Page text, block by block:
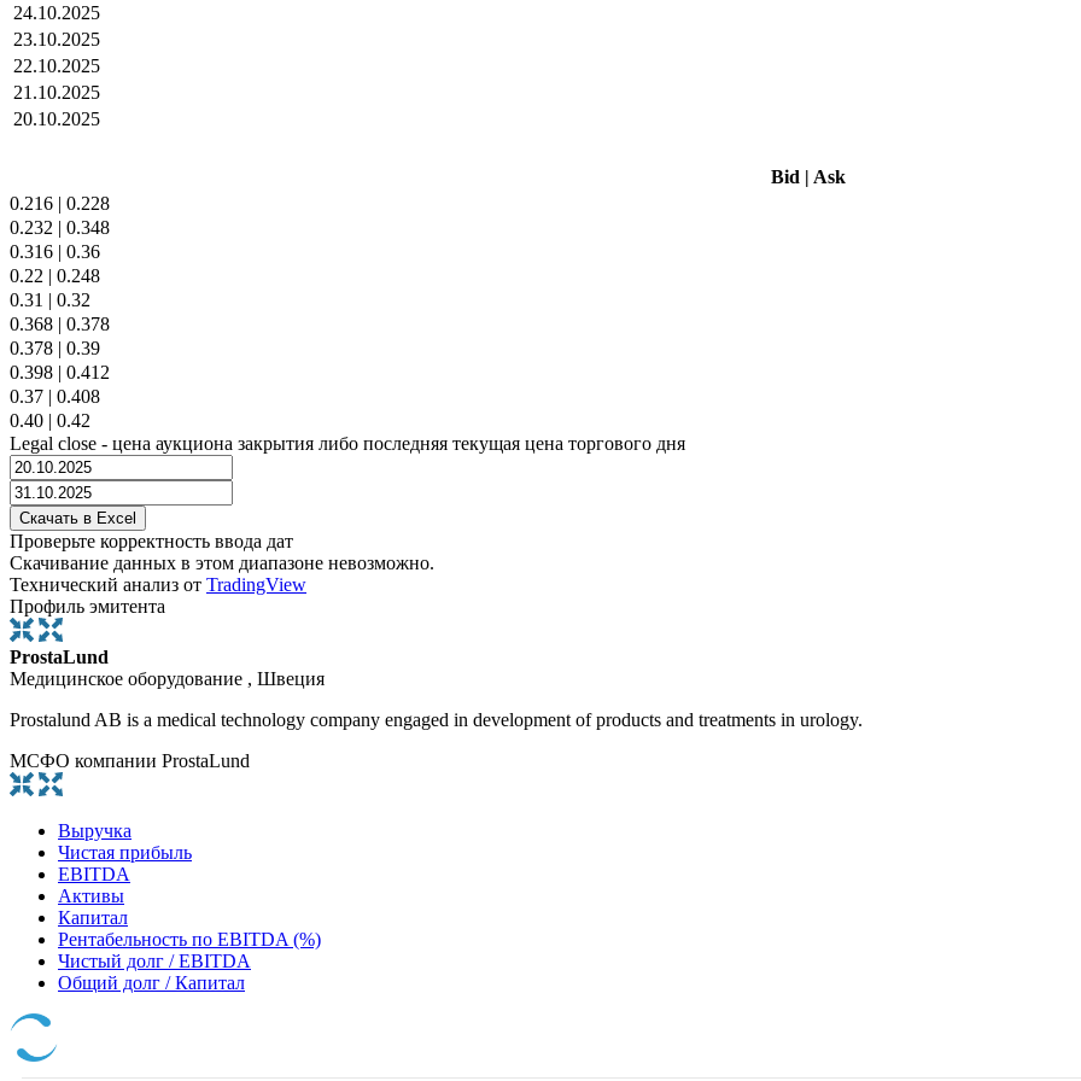
24.10.2025
23.10.2025
22.10.2025
21.10.2025
20.10.2025
Bid | Ask
0.216 | 0.228
0.232 | 0.348
0.316 | 0.36
0.22 | 0.248
0.31 | 0.32
0.368 | 0.378
0.378 | 0.39
0.398 | 0.412
0.37 | 0.408
0.40 | 0.42
Legal close - цена аукциона закрытия либо последняя текущая цена торгового дня
Проверьте корректность ввода дат
Скачивание данных в этом диапазоне невозможно.
Технический анализ от TradingView
Профиль эмитента
ProstaLund
Медицинское оборудование , Швеция
Prostalund AB is a medical technology company engaged in development of products and treatments in urology.
МСФО компании ProstaLund
Выручка
Чистая прибыль
EBITDA
Активы
Капитал
Рентабельность по EBITDA (%)
Чистый долг / EBITDA
Общий долг / Капитал